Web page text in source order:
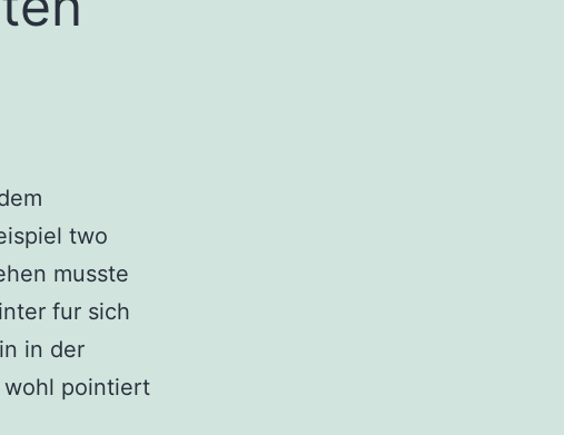
two
musste
fur sich
in der
wohl pointiert